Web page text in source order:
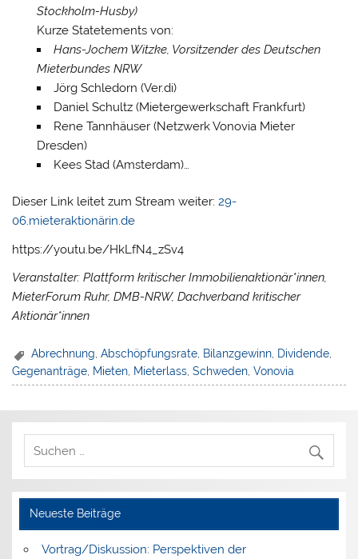
Stockholm-Husby)
Kurze Statetements von:
Hans-Jochem Witzke, Vorsitzender des Deutschen
Mieterbundes NRW
Jörg Schledorn (Ver.di)
Daniel Schultz (Mietergewerkschaft Frankfurt)
Rene Tannhäuser (Netzwerk Vonovia Mieter
Dresden)
Kees Stad (Amsterdam)…
Dieser Link leitet zum Stream weiter:29-
06.mieteraktionärin.de
https://youtu.be/HkLfN4_zSv4
Veranstalter: Plattform kritischer Immobilienaktionär*innen,
MieterForum Ruhr, DMB-NRW, Dachverband kritischer
Aktionär*innen
Abrechnung ,Abschöpfungsrate Bilanzgewinn Dividende
Gegenanträge Mieten Mieterlass ,Schweden ,Vonovia
Neueste Beiträge
Vortrag/Diskussion: Perspektiven der